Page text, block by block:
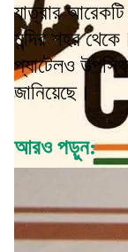
যাত্রার
মন্দির শহর
প্যাটেলও
জানিয়েছে।
আরও পড়ুন: